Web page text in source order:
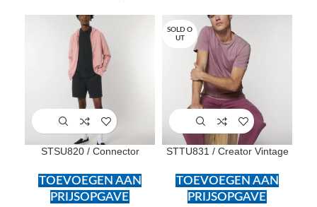
STSU820 / Connector
TOEVOEGEN AAN
PRIJSOPGAVE
SOLD O
UT
STTU831 / Creator Vintage
TOEVOEGEN AAN
PRIJSOPGAVE